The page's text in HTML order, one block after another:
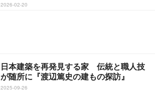
2026-02-20
日本建築を再発見する家 伝統と職人技
が随所に『渡辺篤史の建もの探訪』
2025-09-26